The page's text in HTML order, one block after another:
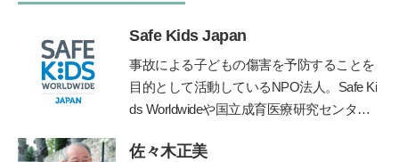
Safe Kids Japan
事故による子どもの傷害を予防することを
目的として活動しているNPO法人。Safe Ki
ds Worldwideや国立成育医療研究センタ
子どもの傷害予防に関する様々な活動を行
佐々木正美